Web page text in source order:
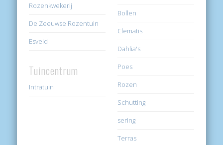
Rozenkwekerij
De Zeeuwse Rozentuin
Esveld
Tuincentrum
Intratuin
Bollen
Clematis
Dahlia's
Poes
Rozen
Schutting
sering
Terras